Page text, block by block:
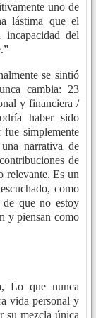
uno de
lástima que el
del
se sintió
cambia: 23
y financiera /
haber sido
fue simplemente
narrativa de
de
relevante. Es un
como
que no estoy
y piensan como
Lo que nunca
vida personal y
su mezcla única